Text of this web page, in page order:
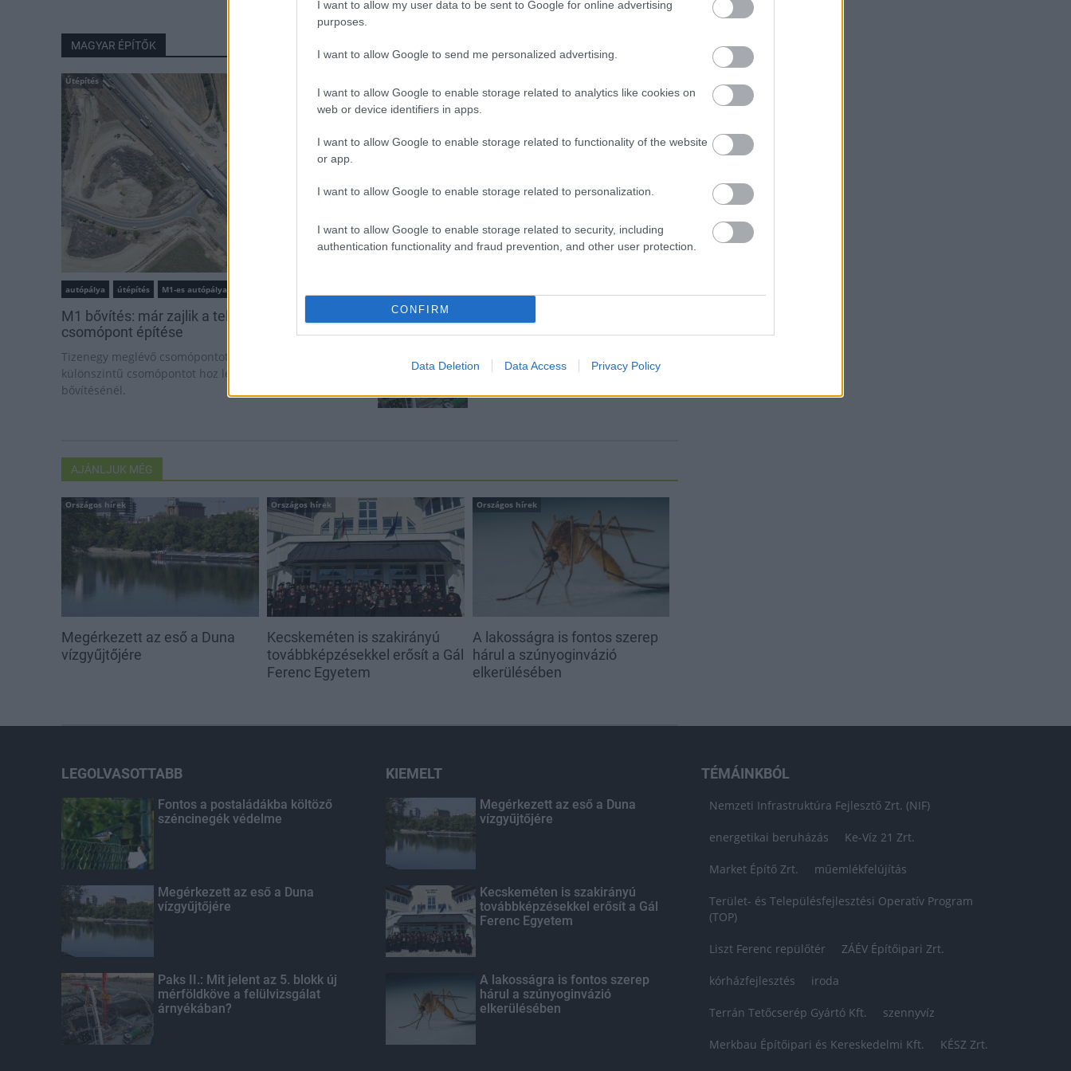
I want to allow my user data to be sent to Google for online advertising
purposes.
I want to allow Google to send me personalized advertising.
I want to allow Google to enable storage related to analytics like cookies on
web or device identifiers in apps.
I want to allow Google to enable storage related to functionality of the website
or app.
I want to allow Google to enable storage related to personalization.
I want to allow Google to enable storage related to security, including
authentication functionality and fraud prevention, and other user protection.
CONFIRM
Data Deletion Data Access Privacy Policy
MAGYAR ÉPÍTŐK
Útépítés
autópálya útépítés M1-es autópálya
M1 bővítés: már zajlik a teljesen új Bicske Kelet
csomópont építése
Tizenegy meglévő csomópontot korszerűsít és négy új,
különszintű csomópontot hoz létre az MKIF az M1-es
bővítésénél.
csomópont épül Angyalföldön
református iskoláját
Látványos építési szakasz indult
mérföldköve a felülvizsgálat
árnyékában?
AJÁNLJUK MÉG
Országos hírek
Megérkezett az eső a Duna
vízgyűjtőjére
Országos hírek
Kecskeméten is szakirányú
továbbképzésekkel erősít a Gál
Ferenc Egyetem
Országos hírek
A lakosságra is fontos szerep
hárul a szúnyoginvázió
elkerülésében
LEGOLVASOTTABB
Fontos a postaládákba költöző
széncinegék védelme
Megérkezett az eső a Duna
vízgyűjtőjére
Paks II.: Mit jelent az 5. blokk új
mérföldköve a felülvizsgálat
árnyékában?
KIEMELT
Megérkezett az eső a Duna
vízgyűjtőjére
Kecskeméten is szakirányú
továbbképzésekkel erősít a Gál
Ferenc Egyetem
A lakosságra is fontos szerep
hárul a szúnyoginvázió
elkerülésében
TÉMÁINKBÓL
Nemzeti Infrastruktúra Fejlesztő Zrt. (NIF)
energetikai beruházás Ke-Víz 21 Zrt.
Market Építő Zrt. műemlékfelújítás
Terület- és Településfejlesztési Operatív Program
(TOP)
Liszt Ferenc repülőtér ZÁÉV Építőipari Zrt.
kórházfejlesztés iroda
Terrán Tetőcserép Gyártó Kft. szennyvíz
Merkbau Építőipari és Kereskedelmi Kft. KÉSZ Zrt.